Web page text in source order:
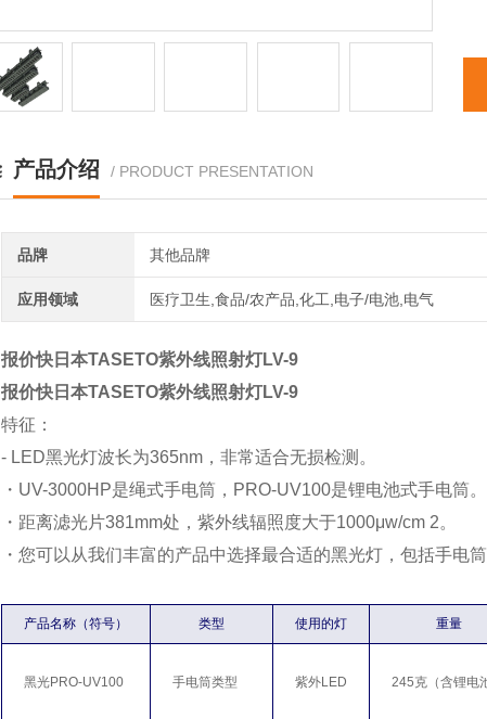
产品介绍 / PRODUCT PRESENTATION
品牌 其他品牌
应用领域 医疗卫生,食品/农产品,化工,电子/电池,电气
报价快日本TASETO紫外线照射灯LV-9
报价快日本TASETO紫外线照射灯LV-9
特征：
- LED黑光灯波长为365nm，非常适合无损检测。
・UV-3000HP是绳式手电筒，PRO-UV100是锂电池式手电筒。
・距离滤光片381mm处，紫外线辐照度大于1000μw/cm 2。
・您可以从我们丰富的产品中选择最合适的黑光灯，包括手电
产品名称（符号） 类型 使用的灯 重量
黑光PRO-UV100 手电筒类型 紫外LED 245克（含锂电